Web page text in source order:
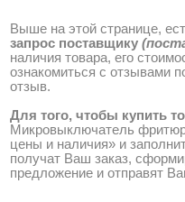
Выше на этой странице,
запрос поставщику
наличия товара, его
ознакомиться с отзывами
отзыв.
Для того, чтобы купить
Микровыключатель
цены и наличия» и
получат Ваш заказ,
предложение и отправят